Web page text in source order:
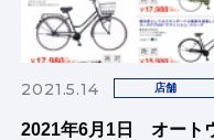
2021.5.14 店舗
2021年6月1日 オート